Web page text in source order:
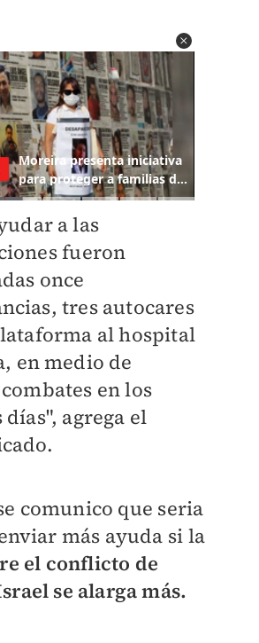
a las
fueron
once
tres autocares
al hospital
en medio de
en los
agrega el
comunico que seria
más ayuda si la
el conflicto de
se alarga más.